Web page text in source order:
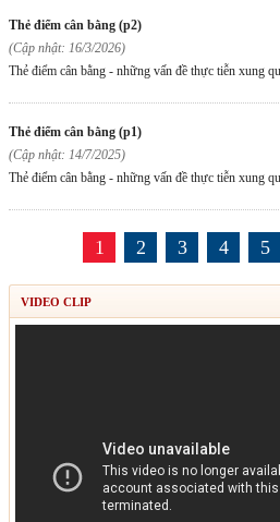
thẻ điểm cân bằng (p2)
(Cập nhật: 16/3/2026)
Thẻ điểm cân bằng - những vấn đề thực tiễn xung
thẻ điểm cân bằng (p1)
(Cập nhật: 14/7/2025)
Thẻ điểm cân bằng - những vấn đề thực tiễn xung
1 2 3 4 5
VIDEO CLIP